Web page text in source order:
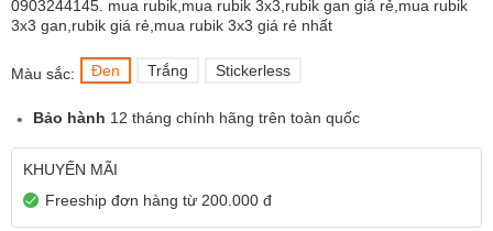
0903244145. mua rubik,mua rubik 3x3,rubik gan giá rẻ,mua rubik
3x3 gan,rubik giá rẻ,mua rubik 3x3 giá rẻ nhất
Màu sắc: Đen Trắng Stickerless
Bảo hành 12 tháng chính hãng trên toàn quốc
KHUYẾN MÃI
Freeship đơn hàng từ 200.000 đ